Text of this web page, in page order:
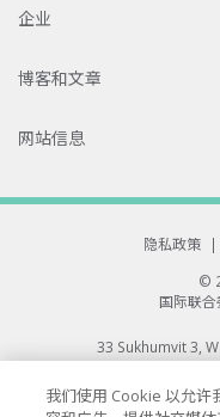
企业
博客和文章
网站信息
隐私政策 |
©
国际联合
33 Sukhumvit 3,
我们使用 Cookie 以允许